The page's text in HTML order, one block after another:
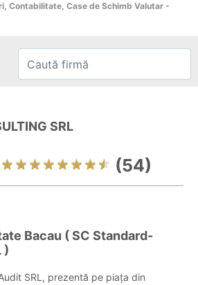
Contabilitate, Case de Schimb Valutar -
SRL
(54)
Bacau ( SC Standard-
)
SRL, prezentă pe piața din